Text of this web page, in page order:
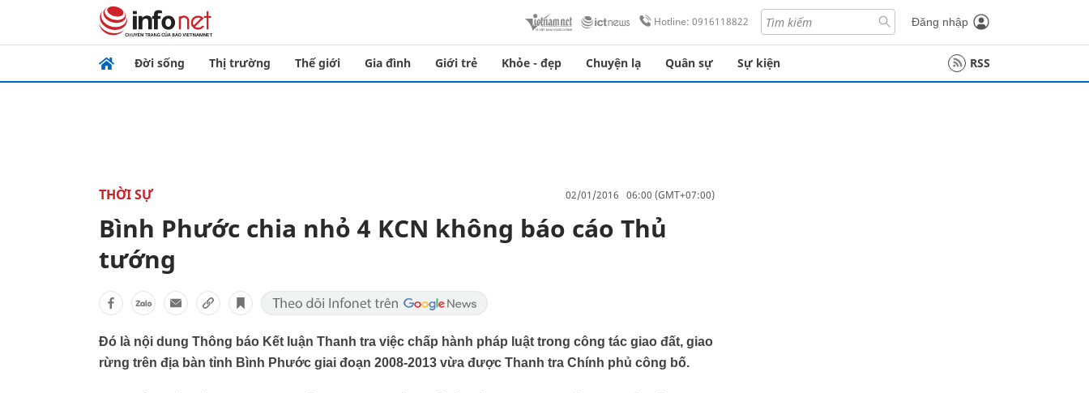
Hotline: 0916118822 Đăng nhập
Đời sống Thị trường Thế giới Gia đình Giới trẻ Khỏe - đẹp Chuyện lạ Quân sự Sự kiện RSS
THỜI SỰ 02/01/2016 06:00 (GMT+07:00)
Bình Phước chia nhỏ 4 KCN không báo cáo Thủ
tướng
Đó là nội dung Thông báo Kết luận Thanh tra việc chấp hành pháp luật trong công tác giao đất, giao
rừng trên địa bàn tỉnh Bình Phước giai đoạn 2008-2013 vừa được Thanh tra Chính phủ công bố.